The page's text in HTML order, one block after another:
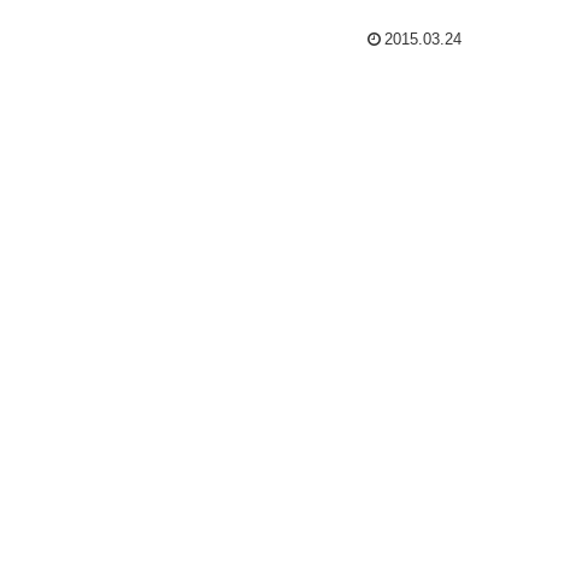
2015.03.24